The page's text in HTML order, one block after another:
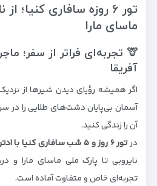
تور ۶ روزه سافاری کنیا؛
ماسای مارا
🦒 تجربه‌ای فراتر از سفر؛
آفریقا
اگر همیشه رؤیای دیدن شیرها از
آسمان بی‌پایان دشت‌های طلایی را در
آن را زندگی کنید.
درتور ۶ روز و ۵ شب سافاری کنیا با ادتریپ
نایروبی تا پارک ملی ماسای مارا و
تجربه‌ای خاص و متفاوت آماده است.